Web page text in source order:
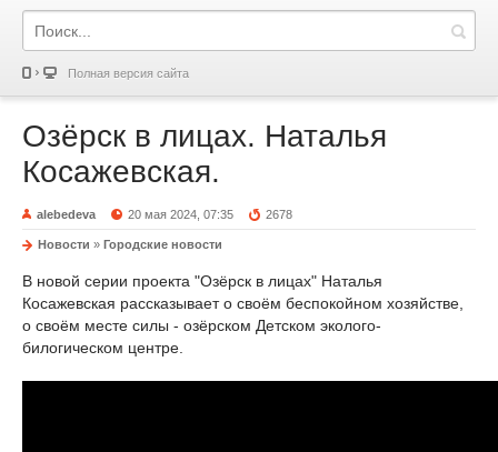
Полная версия сайта
Озёрск в лицах. Наталья
Косажевская.
alebedeva 20 мая 2024, 07:35 2678
Новости » Городские новости
В новой серии проекта "Озёрск в лицах" Наталья
Косажевская рассказывает о своём беспокойном хозяйстве,
о своём месте силы - озёрском Детском эколого-
билогическом центре.